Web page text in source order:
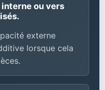
ou vers
externe
lorsque cela